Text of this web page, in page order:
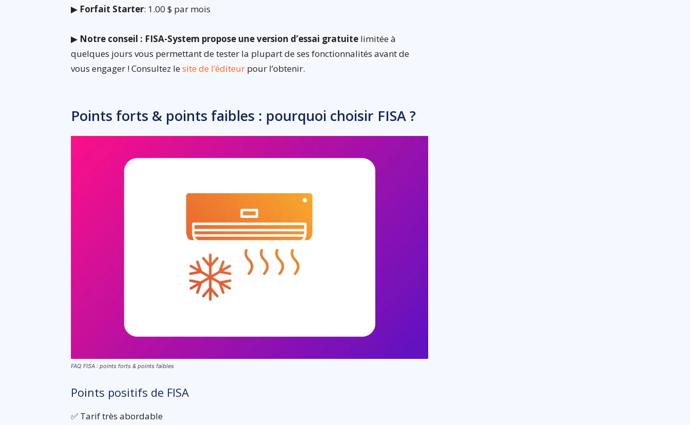
▶ Forfait Starter: 1.00 $ par mois
▶ Notre conseil : FISA-System propose une version d’essai gratuite limitée à
quelques jours vous permettant de tester la plupart de ses fonctionnalités avant de
vous engager ! Consultez lesite de l’éditeur pour l’obtenir.
Points forts & points faibles : pourquoi choisir FISA ?
FAQ FISA : points forts & points faibles
Points positifs de FISA
✅ Tarif très abordable